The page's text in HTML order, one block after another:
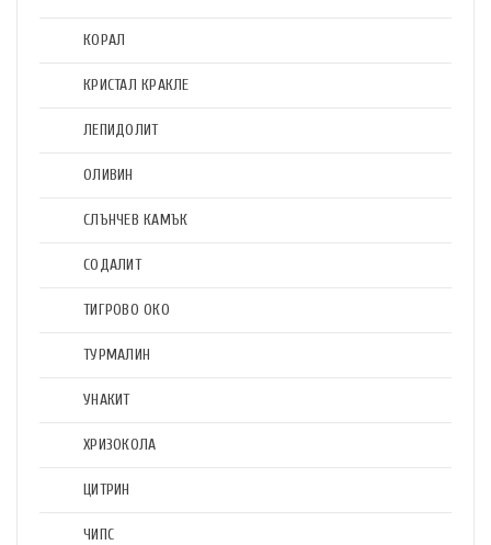
КОРАЛ
КРИСТАЛ КРАКЛЕ
ЛЕПИДОЛИТ
ОЛИВИН
СЛЪНЧЕВ КАМЪК
СОДАЛИТ
ТИГРОВО ОКО
ТУРМАЛИН
УНАКИТ
ХРИЗОКОЛА
ЦИТРИН
ЧИПС